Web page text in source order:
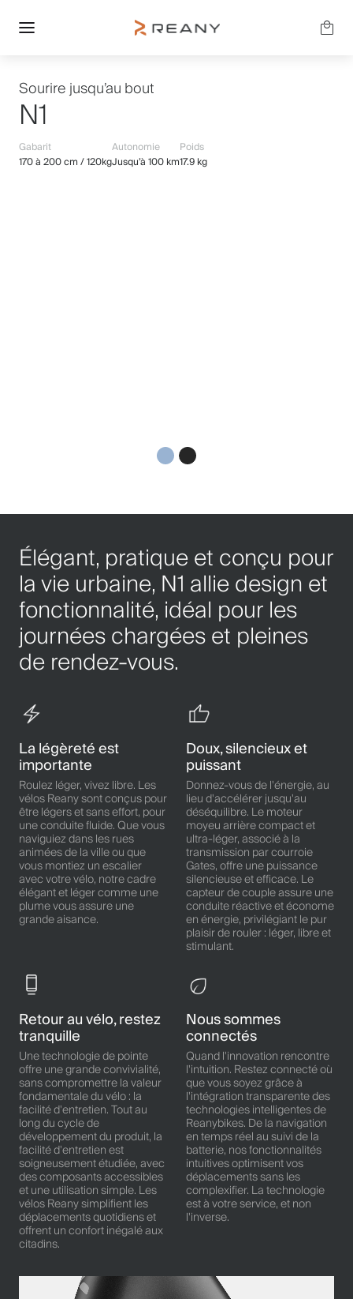
Sourire jusqu’au bout
N1
Gabarit
170 à 200 cm / 120kg
Autonomie
Jusqu’à 100 km
Poids
17.9 kg
Élégant, pratique et conçu pour
la vie urbaine, N1 allie design et
fonctionnalité, idéal pour les
journées chargées et pleines
de rendez-vous.
La légèreté est
importante
Roulez léger, vivez libre. Les
vélos Reany sont conçus pour
être légers et sans effort, pour
une conduite fluide. Que vous
naviguiez dans les rues
animées de la ville ou que
vous montiez un escalier
avec votre vélo, notre cadre
élégant et léger comme une
plume vous assure une
grande aisance.
Doux, silencieux et
puissant
Donnez-vous de l'énergie, au
lieu d'accélérer jusqu'au
déséquilibre. Le moteur
moyeu arrière compact et
ultra-léger, associé à la
transmission par courroie
Gates, offre une puissance
silencieuse et efficace. Le
capteur de couple assure une
conduite réactive et économe
en énergie, privilégiant le pur
plaisir de rouler : léger, libre et
stimulant.
Retour au vélo, restez
tranquille
Une technologie de pointe
offre une grande convivialité,
sans compromettre la valeur
fondamentale du vélo : la
facilité d'entretien. Tout au
long du cycle de
développement du produit, la
facilité d'entretien est
soigneusement étudiée, avec
des composants accessibles
et une utilisation simple. Les
vélos Reany simplifient les
déplacements quotidiens et
offrent un confort inégalé aux
citadins.
Nous sommes
connectés
Quand l'innovation rencontre
l'intuition. Restez connecté où
que vous soyez grâce à
l'intégration transparente des
technologies intelligentes de
Reanybikes. De la navigation
en temps réel au suivi de la
batterie, nos fonctionnalités
intuitives optimisent vos
déplacements sans les
complexifier. La technologie
est à votre service, et non
l'inverse.